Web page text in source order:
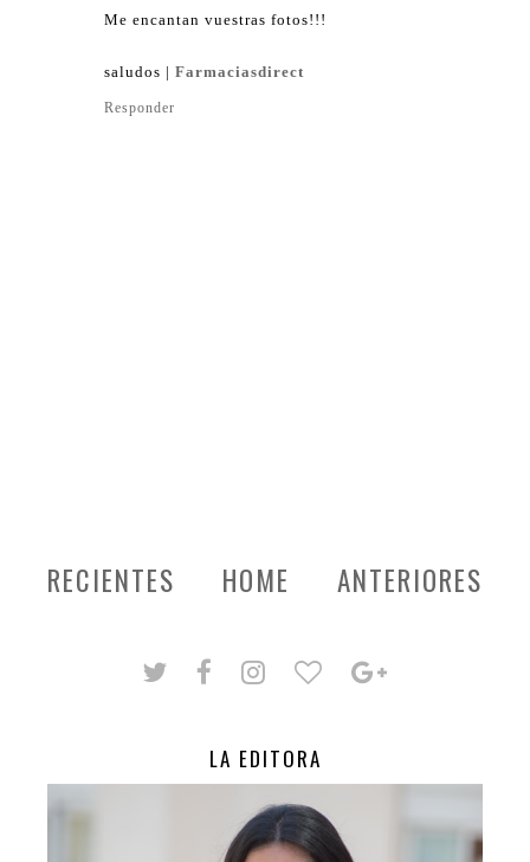
Me encantan vuestras fotos!!!
saludos | Farmaciasdirect
Responder
RECIENTES ANTERIORES
HOME
LA EDITORA